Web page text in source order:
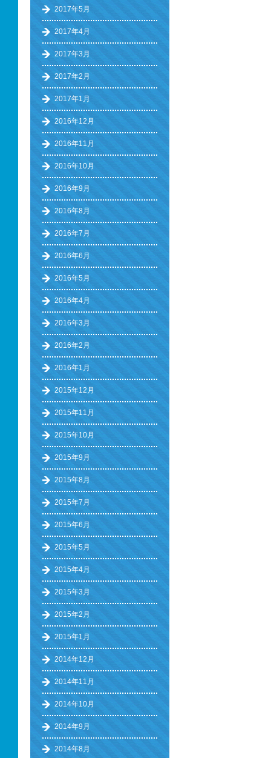
2017年5月
2017年4月
2017年3月
2017年2月
2017年1月
2016年12月
2016年11月
2016年10月
2016年9月
2016年8月
2016年7月
2016年6月
2016年5月
2016年4月
2016年3月
2016年2月
2016年1月
2015年12月
2015年11月
2015年10月
2015年9月
2015年8月
2015年7月
2015年6月
2015年5月
2015年4月
2015年3月
2015年2月
2015年1月
2014年12月
2014年11月
2014年10月
2014年9月
2014年8月